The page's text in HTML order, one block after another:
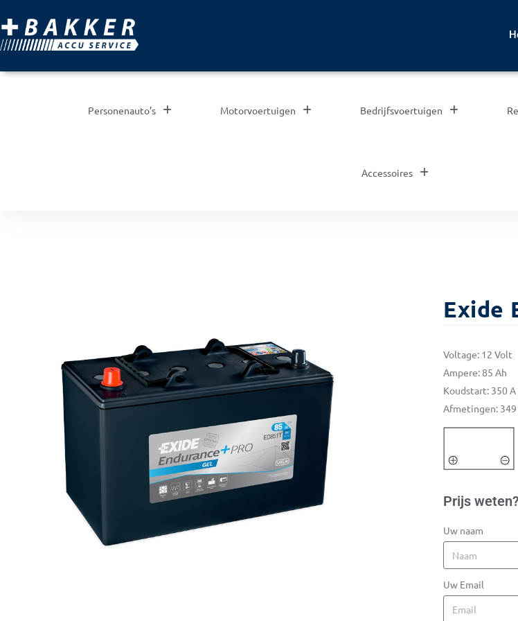
Personenauto’s Motorvoertuigen Bedrijfsvoertuigen
Accessoires
Exide
Voltage: 12 Volt
Ampere: 85 Ah
Koudstart: 350 A
Afmetingen: 349
Prijs weten?
Uw naam
Uw Email